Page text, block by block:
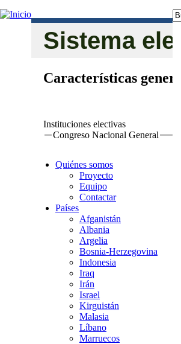
Sistema
Características
Instituciones electivas
Congreso Nacional General
Quiénes somos
Proyecto
Equipo
Contactar
Países
Afganistán
Albania
Argelia
Bosnia-Herzegovina
Indonesia
Iraq
Irán
Israel
Kirguistán
Malasia
Líbano
Marruecos